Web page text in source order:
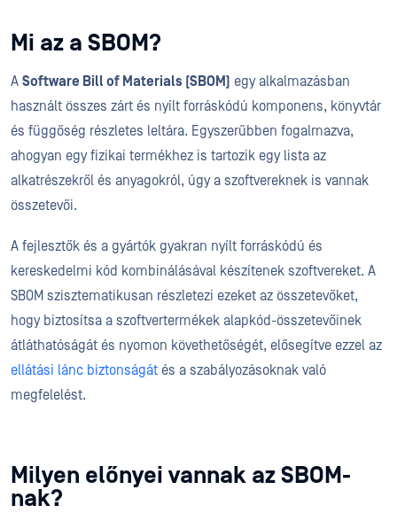
Mi az a SBOM?
A Software Bill of Materials (SBOM) egy alkalmazásban
használt összes zárt és nyílt forráskódú komponens, könyvtár
és függőség részletes leltára. Egyszerűbben fogalmazva,
ahogyan egy fizikai termékhez is tartozik egy lista az
alkatrészekről és anyagokról, úgy a szoftvereknek is vannak
összetevői.
A fejlesztők és a gyártók gyakran nyílt forráskódú és
kereskedelmi kód kombinálásával készítenek szoftvereket. A
SBOM szisztematikusan részletezi ezeket az összetevőket,
hogy biztosítsa a szoftvertermékek alapkód-összetevőinek
átláthatóságát és nyomon követhetőségét, elősegítve ezzel az
ellátási lánc biztonságát és a szabályozásoknak való
megfelelést.
Milyen előnyei vannak az SBOM-
nak?